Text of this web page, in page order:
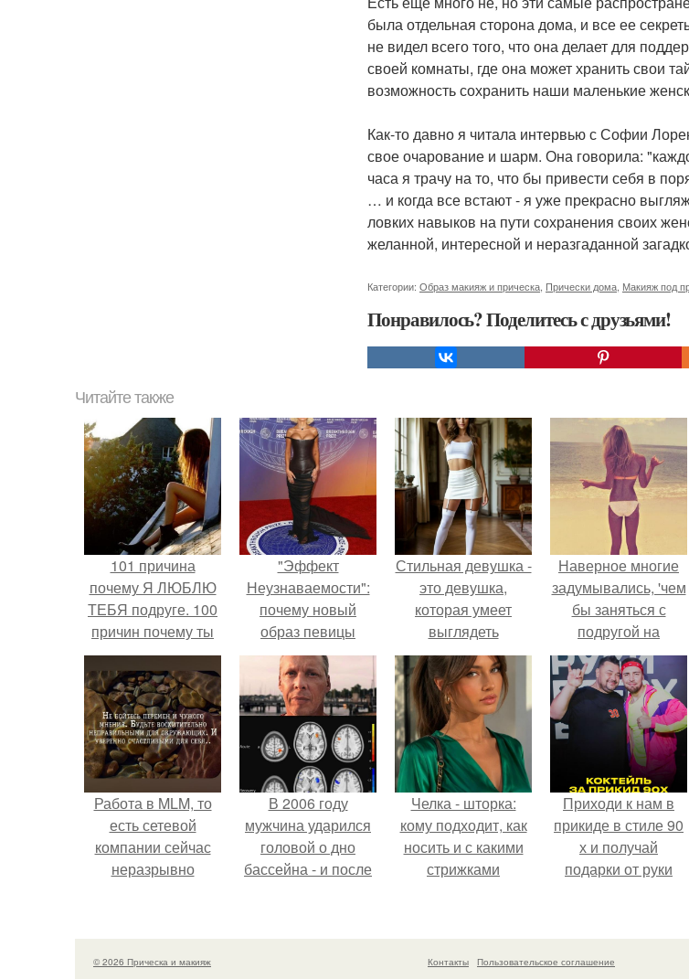
была отдельная сторона дома, и все ее
не видел всего того, что она делает для
своей комнаты, где она может хранить свои
возможность сохранить наши маленькие
Как-то давно я читала интервью с Софии
свое очарование и шарм. Она говорила:
часа я трачу на то, что бы привести себя в
… и когда все встают - я уже прекрасно
ловких навыков на пути сохранения своих
желанной, интересной и неразгаданной
Категории: Образ макияж и прическа Прически дома Макияж под
Понравилось? Поделитесь с друзьями!
Читайте также
101 причина
почему Я ЛЮБЛЮ
ТЕБЯ подруге. 100
причин почему ты
моя лучшая
подруга.
"Эффект
Неузнаваемости":
почему новый
образ певицы
вызвал споры о
гранях
возможного?
Стильная девушка -
это девушка,
которая умеет
выглядеть
привлекательно и
элегантно в любои
ситуации.
Наверное многие
задумывались, 'чем
бы заняться с
подругой на
ночёвке?
Работа в MLM, то
есть сетевой
компании сейчас
неразрывно
своей страницы в
соц сетях.
В 2006 году
мужчина ударился
головой о дно
бассейна - и после
странным образом.
Челка - шторка:
кому подходит, как
носить и с какими
стрижками
Приходи к нам в
прикиде в стиле 90
х и получай
подарки от руки
© 2026 Прическа и макияж Контакты
Пользовательское соглашение